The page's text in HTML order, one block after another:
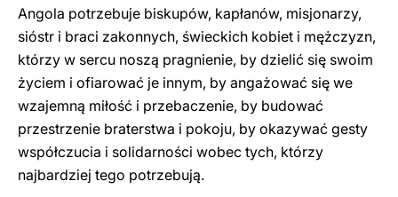
Angola potrzebuje biskupów, kapłanów, misjonarzy,
sióstr i braci zakonnych, świeckich kobiet i mężczyzn,
którzy w sercu noszą pragnienie, by dzielić się swoim
życiem i ofiarować je innym, by angażować się we
wzajemną miłość i przebaczenie, by budować
przestrzenie braterstwa i pokoju, by okazywać gesty
współczucia i solidarności wobec tych, którzy
najbardziej tego potrzebują.